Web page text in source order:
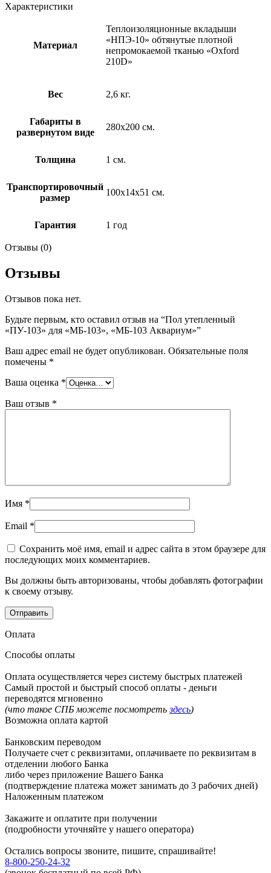
Характеристики
Материал
Теплоизоляционные вкладыши
«НПЭ-10» обтянутые плотной
непромокаемой тканью «Oxford
210D»
Вес 2,6 кг.
Габариты в
развернутом виде
280х200 см.
Толщина 1 см.
Транспортировочный
размер
100х14х51 см.
Гарантия 1 год
Отзывы (0)
Отзывы
Отзывов пока нет.
Будьте первым, кто оставил отзыв на “Пол утепленный
«ПУ-103» для «МБ-103», «МБ-103 Аквариум»”
Ваш адрес email не будет опубликован. Обязательные поля
помечены *
Ваша оценка *
Ваш отзыв *
Имя *
Email *
Сохранить моё имя, email и адрес сайта в этом браузере для
последующих моих комментариев.
Вы должны быть авторизованы, чтобы добавлять фотографии
к своему отзыву.
Оплата
Способы оплаты
Оплата осуществляется через систему быстрых платежей
Самый простой и быстрый способ оплаты - деньги
переводятся мгновенно
(что такое СПБ можете посмотретьздесь)
Возможна оплата картой
Банковским переводом
Получаете счет с реквизитами, оплачиваете по реквизитам в
отделении любого Банка
либо через приложение Вашего Банка
(подтверждение платежа может занимать до 3 рабочих дней)
Наложенным платежом
Закажите и оплатите при получении
(подробности уточняйте у нашего оператора)
Остались вопросы звоните, пишите, спрашивайте!
8-800-250-24-32